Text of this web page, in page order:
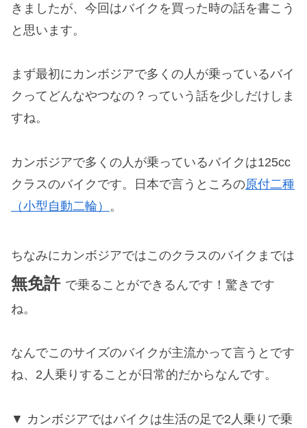
きましたが、今回はバイクを買った時の話を書こう
と思います。
まず最初にカンボジアで多くの人が乗っているバイ
クってどんなやつなの？っていう話を少しだけしま
すね。
カンボジアで多くの人が乗っているバイクは125cc
クラスのバイクです。日本で言うところの原付二種
（小型自動二輪） 。
ちなみにカンボジアではこのクラスのバイクまでは
無免許 で乗ることができるんです！驚きです
ね。
なんでこのサイズのバイクが主流かって言うとです
ね、2人乗りすることが日常的だからなんです。
カンボジアではバイクは生活の足で2人乗りで乗